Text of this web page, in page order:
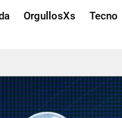
OrgullosXs Tecno